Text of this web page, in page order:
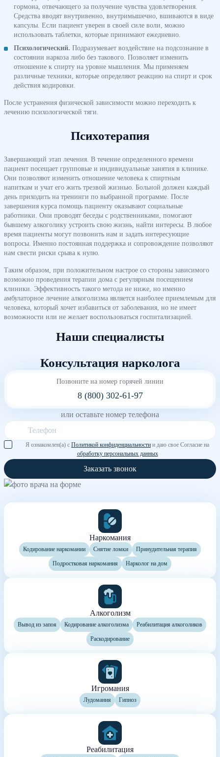
гормона, отвечающего за получение чувства удовлетворения.
Средства вводят внутривенно, внутримышечно, вшиваются в виде
капсулы. Если пациент уверен в своей силе воли, можно
использовать таблетки, которые принимают ежедневно.
Психологический. Подразумевает воздействие на подсознание в
состоянии наркоза либо без такового. Позволяет изменить
отношение к спирту на уровне мышления. Мы применяем
различные техники, которые определяют реакцию на спирт и срок
действия кодировки.
После устранения физической зависимости можно переходить к
лечению психологической тяги.
Психотерапия
Завершающий этап лечения. В течение определенного времени
пациент посещает групповые и индивидуальные занятия в клинике.
Они позволяют изменить отношение человека к спиртным
напиткам и учат его жить трезвой жизнью. Больной должен каждый
день приходить на тренинги по выбранной программе. После
завершения курса помощь пациенту оказывают социальные
работники. Они проводят беседы с родственниками, помогают
бывшему алкоголику устроить свою жизнь, найти интересы. В любое
время пациенты могут позвонить нам и задать интересующие
вопросы. Именно постоянная поддержка и сопровождение позволяют
нам свести риски срыва к нулю.
Таким образом, при положительном настрое со стороны зависимого
возможно проведения терапии дома с регулярным посещением
клиники. Эффективность такого метода не ниже, но именно
амбулаторное лечение алкоголизма является наиболее приемлемым для
человека, который хочет избавиться от заболевания, но не имеет
возможности или не желает воспользоваться госпитализацией.
Наши специалисты
Консультация нарколога
Позвоните на номер горячей линии
8 (800) 302-61-97
или оставьте номер телефона
Я ознакомлен(а) с Политикой конфиденциальности и даю свое Согласие на
обработку персональных данных
Заказать звонок
Наркомания
Кодирование наркомании Снятие ломки Принудительная терапия
Подростковая наркомания Нарколог на дом
Алкоголизм
Вывод из запоя Кодирование алкоголизма Реабилитация алкоголиков
Раскодирование
Игромания
Лудомания Гипноз
Реабилитация